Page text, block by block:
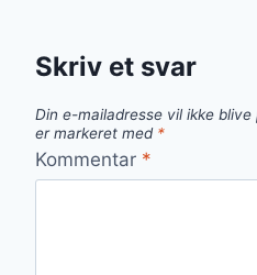
Skriv et svar
Din e-mailadresse vil ikke blive
er markeret med *
Kommentar *